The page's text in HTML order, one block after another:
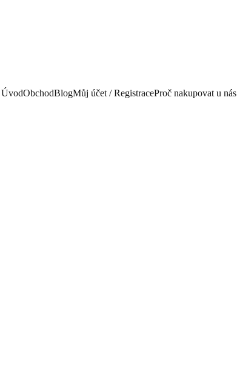
ÚvodObchodBlogMůj účet / RegistraceProč nakupovat u nás